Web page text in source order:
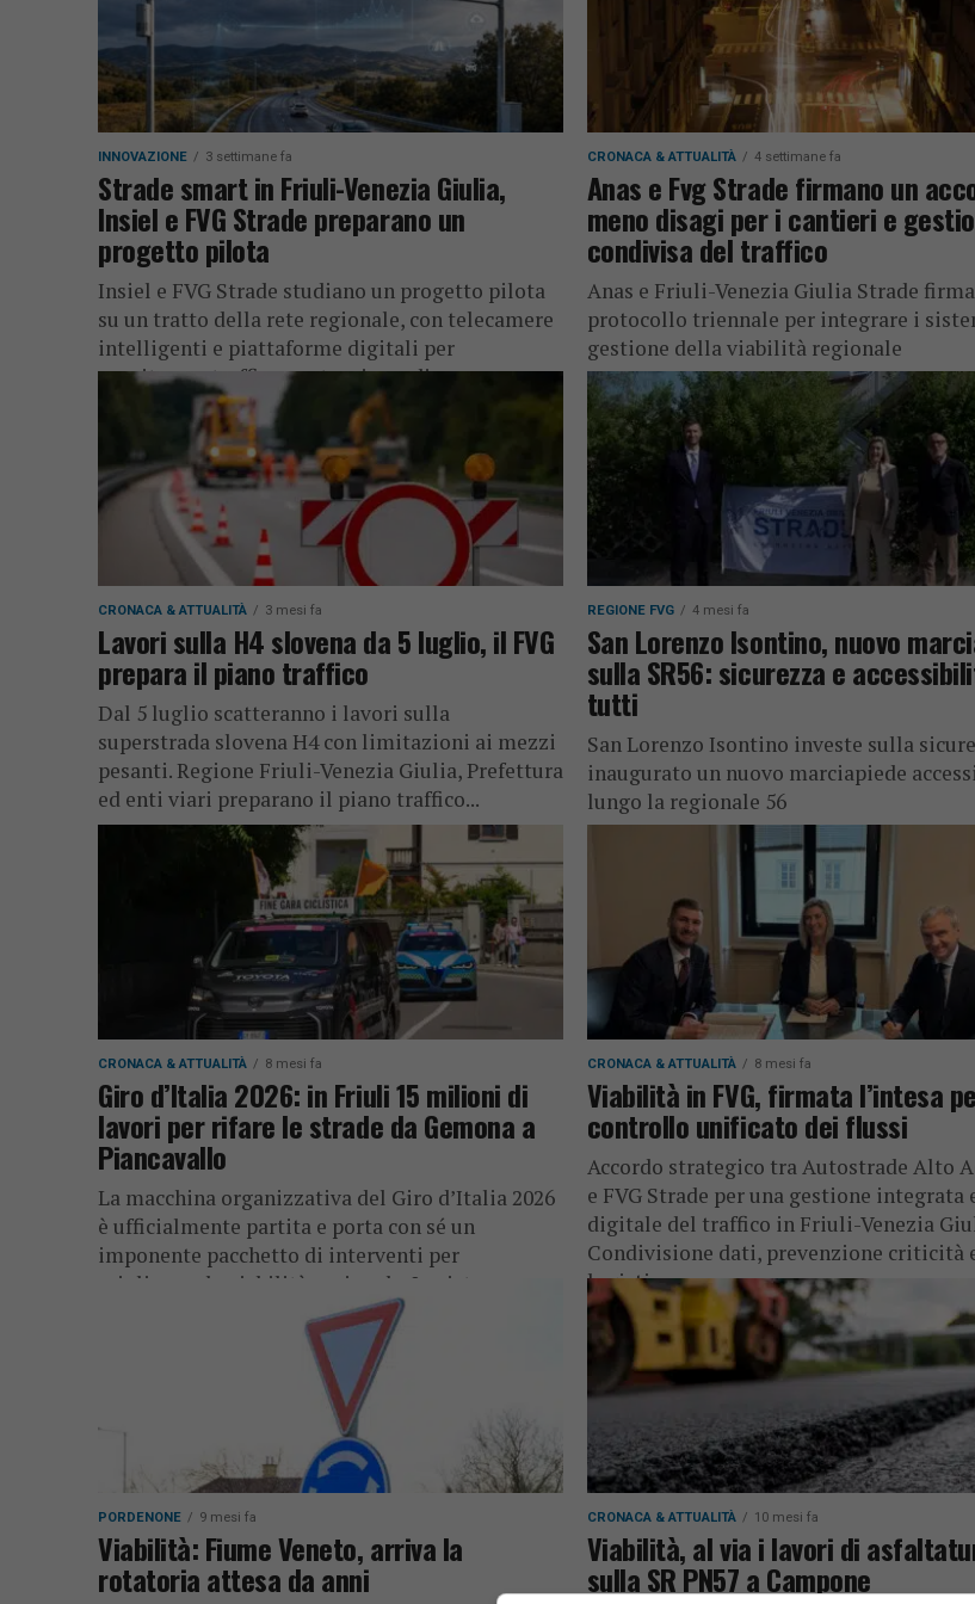
INNOVAZIONE 3 settimane fa
Strade smart in Friuli-Venezia Giulia,
Insiel e FVG Strade preparano un
progetto pilota
Insiel e FVG Strade studiano un progetto pilota
su un tratto della rete regionale, con telecamere
intelligenti e piattaforme digitali per
monitorare traffico, meteo, incendi e...
CRONACA & ATTUALITÀ 4 settimane fa
Anas e Fvg Strade firmano un
meno disagi per i cantieri e
condivisa del traffico
Anas e Friuli-Venezia Giulia Strade
protocollo triennale per integrare i
gestione della viabilità regionale
CRONACA & ATTUALITÀ 3 mesi fa
Lavori sulla H4 slovena da 5 luglio, il FVG
prepara il piano traffico
Dal 5 luglio scatteranno i lavori sulla
superstrada slovena H4 con limitazioni ai mezzi
pesanti. Regione Friuli-Venezia Giulia, Prefettura
ed enti viari preparano il piano traffico...
REGIONE FVG 4 mesi fa
San Lorenzo Isontino, nuovo
sulla SR56: sicurezza e
tutti
San Lorenzo Isontino investe sulla
inaugurato un nuovo marciapiede
lungo la regionale 56
CRONACA & ATTUALITÀ 8 mesi fa
Giro d’Italia 2026: in Friuli 15 milioni di
lavori per rifare le strade da Gemona a
Piancavallo
La macchina organizzativa del Giro d’Italia 2026
è ufficialmente partita e porta con sé un
imponente pacchetto di interventi per
migliorare la viabilità regionale. In vista...
CRONACA & ATTUALITÀ 8 mesi fa
Viabilità in FVG, firmata l’intesa
controllo unificato dei flussi
Accordo strategico tra Autostrade Alto
e FVG Strade per una gestione integrata
digitale del traffico in Friuli-Venezia
Condivisione dati, prevenzione criticità
logistica...
PORDENONE 9 mesi fa
Viabilità: Fiume Veneto, arriva la
rotatoria attesa da anni
CRONACA & ATTUALITÀ 10 mesi fa
Viabilità, al via i lavori di
sulla SR PN57 a Campone